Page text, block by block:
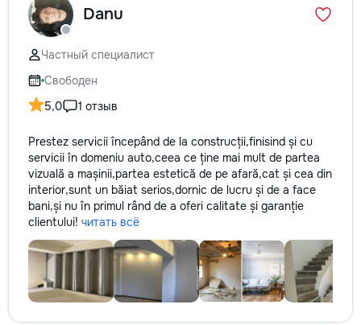
la fiecare detaliu. Contactați-ne
pentru o consultație gratuită și un
deviz fără obligații: 069 376 542
+373 603 31 178 Viber | WhatsApp
| Telegram Disponibili zilnic pentru
consultații și programări. Deviz
gratuit Consultanță profesională
Reparații executate la timp și cu
responsabilitate. Transformăm
ideile în locuințe confortabile,
moderne și funcționale! Calitatea
noastră – liniștea și confortul
dumneavoastră!
Danu
Частный специалист
Свободен
5,0
1 отзыв
Prestez servicii începând de la construcții,finisind și cu
servicii în domeniu auto,ceea ce ține mai mult de partea
vizuală a mașinii,partea estetică de pe afară,cat și cea din
interior,sunt un băiat serios,dornic de lucru și de a face
bani,și nu în primul rând de a oferi calitate și garanție
clientului! читать всё